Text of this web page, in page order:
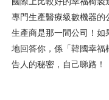
專門生產醫療級數機器
生產商是那一間公司！如
地回答你，係「韓國幸
告人的秘密，自己睇路！